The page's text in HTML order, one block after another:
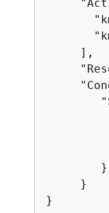
     ],
        }
     }
}